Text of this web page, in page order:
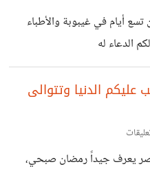
الموتى! الأمور لم
أيام في غيبوبة والأطباء
الدعاء له
عليكم الدنيا وتتوالى
يعرف جيداً رمضان صبحي،